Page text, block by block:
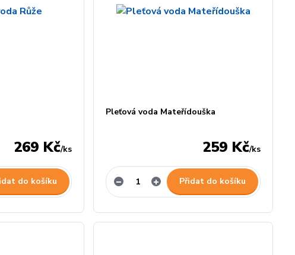
269 Kč/ks
do košíku
Pleťová voda Mateřídouška
259 Kč/ks
Přidat do košíku